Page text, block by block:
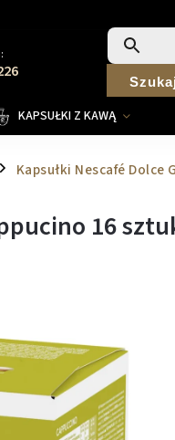
Szukaj
KAPSUŁKI Z KAWĄ
/ Kapsułki Nescafé
16